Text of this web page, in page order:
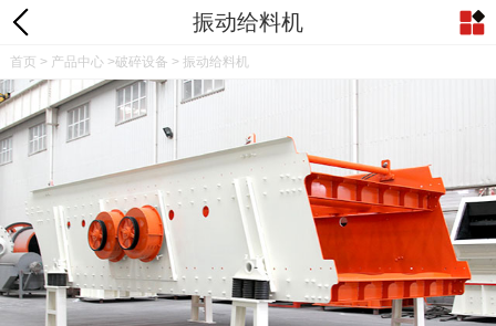
振动给料机
首页 > 产品中心>破碎设备 > 振动给料机